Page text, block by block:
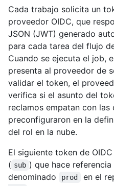
Cada trabajo solicita un
proveedor OIDC, que
JSON (JWT) generado
para cada tarea del flujo
Cuando se ejecuta el job,
presenta al proveedor de
validar el token, el
verifica si el asunto del
reclamos empatan con las
preconfiguraron en la
del rol en la nube.
El siguiente token de
( sub ) que hace
denominado
prod en el